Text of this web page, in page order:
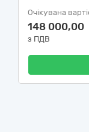
Очікувана
148 000,00
з ПДВ